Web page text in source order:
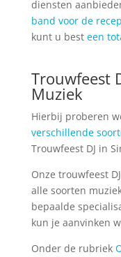
diensten
band voor de
kunt u best een
Trouwfeest
Muziek
Hierbij proberen
verschillende
Trouwfeest DJ in
Onze trouwfeest
alle soorten
bepaalde
kun je aanvinken
Onder de rubriek